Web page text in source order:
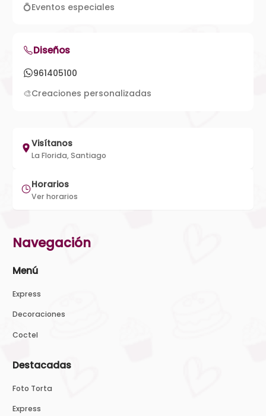
💍Eventos especiales
Diseños
961405100
🎨Creaciones personalizadas
Visítanos
La Florida, Santiago
Horarios
Ver horarios
Navegación
Menú
Express
Decoraciones
Coctel
Destacadas
Foto Torta
Express